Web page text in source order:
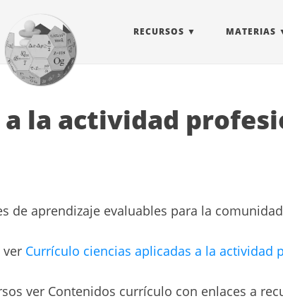
RECURSOS MATERIAS
la actividad
de aprendizaje evaluables para la
ver Currículo ciencias aplicadas a la actividad
ver Contenidos currículo con enlaces a